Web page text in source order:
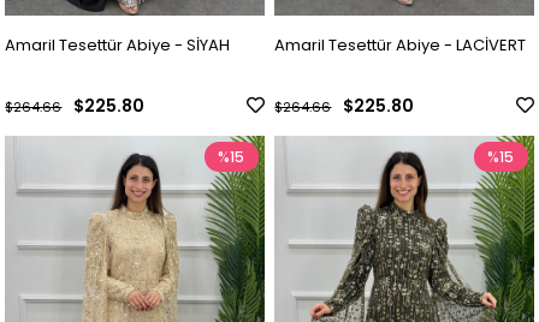
Amaril Tesettür Abiye - SİYAH
$225.80
$264.66
Amaril Tesettür Abiye - LACİVERT
$225.80
$264.66
%15 %15